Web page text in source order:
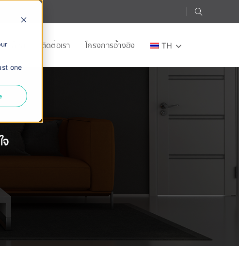
one
าล็อก ติดต่อเรา โครงการอ้างอิง TH
จ